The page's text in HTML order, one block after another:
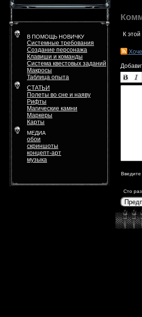
В ПОМОЩЬ НОВИЧКУ
Системные требования
Создание персонажа
Клавиши и команды
Система квестовых заданий
Макросы
Таблица опыта
СТАТЬИ
Полеты во сне и наяву
Рифты
Магические камни
Маркеры
Карты
МЕДИА
обои
скриншоты
концепт-арт
музыка
К
Введите
Сто